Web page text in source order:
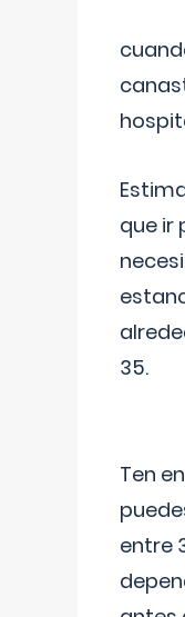
que ir
35.
Ten
entre